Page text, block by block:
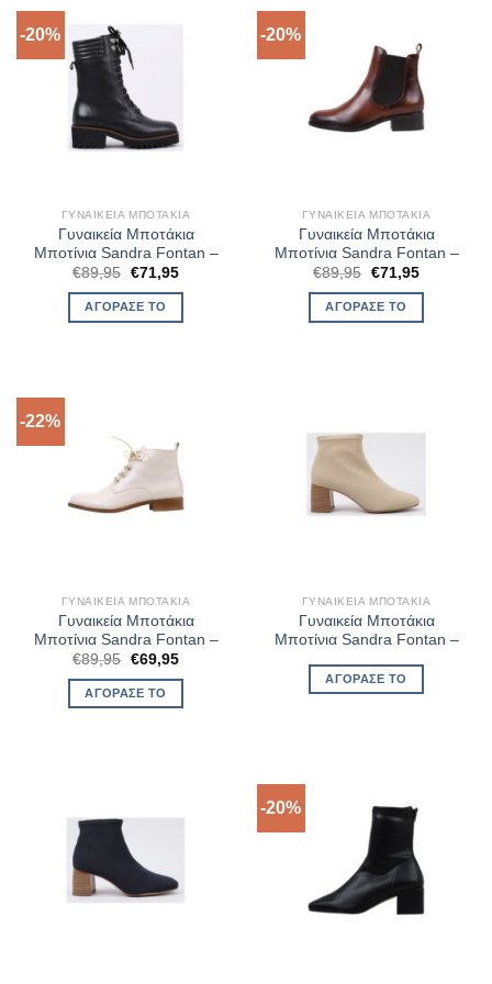
-20%
ΓΥΝΑΙΚΕΊΑ ΜΠΟΤΆΚΙΑ
Γυναικεία Μποτάκια
Μποτίνια Sandra Fontan –
€89,95 Original
was:
€89,95.
€71,95Η
ΑΓΌΡΑΣΈ ΤΟ
-20%
ΓΥΝΑΙΚΕΊΑ ΜΠΟΤΆΚΙΑ
Γυναικεία Μποτάκια
Μποτίνια Sandra Fontan –
€89,95 Original
was:
€89,95.
€71,95Η
ΑΓΌΡΑΣΈ ΤΟ
-22%
ΓΥΝΑΙΚΕΊΑ ΜΠΟΤΆΚΙΑ
Γυναικεία Μποτάκια
Μποτίνια Sandra Fontan –
€89,95 Original
was:
€89,95.
€69,95Η
ΑΓΌΡΑΣΈ ΤΟ
ΓΥΝΑΙΚΕΊΑ ΜΠΟΤΆΚΙΑ
Γυναικεία Μποτάκια
Μποτίνια Sandra Fontan –
ΑΓΌΡΑΣΈ ΤΟ
-20%